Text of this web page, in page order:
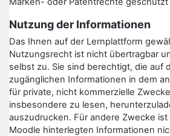
Nutzung der Informationen
Das Ihnen auf der Lernplattform
Nutzungsrecht ist nicht übertragbar
selbst zu. Sie sind berechtigt, die auf
zugänglichen Informationen in dem
für private, nicht kommerzielle
insbesondere zu lesen,
auszudrucken. Für andere Zwecke
Moodle hinterlegten Informationen